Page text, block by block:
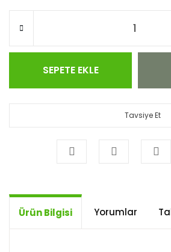
SEPETE EKLE
Tavsiye Et
Ürün Bilgisi Yorumlar